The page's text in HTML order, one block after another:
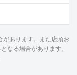
あります。また店頭お
なる場合があります。